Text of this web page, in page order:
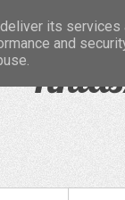
its services
and